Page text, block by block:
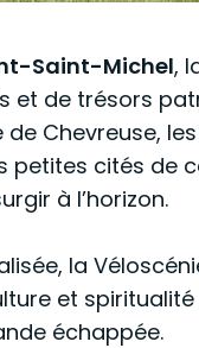
Saint-Michel,
et de trésors
Chevreuse,
petites cités de
à l’horizon.
la
et
échappée.